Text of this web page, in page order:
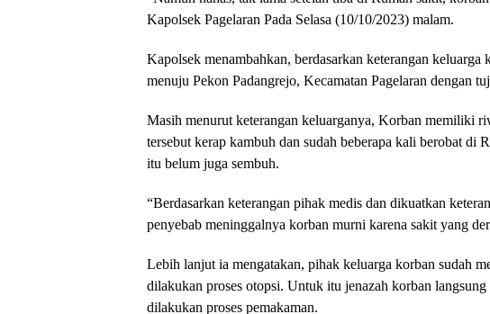
Kapolsek Pagelaran Pada Selasa (10/10/2023) malam.
Kapolsek menambahkan, berdasarkan keterangan
menuju Pekon Padangrejo, Kecamatan Pagelaran dengan
Masih menurut keterangan keluarganya, Korban memiliki
tersebut kerap kambuh dan sudah beberapa kali berobat di
itu belum juga sembuh.
“Berdasarkan keterangan pihak medis dan dikuatkan
penyebab meninggalnya korban murni karena sakit yang
Lebih lanjut ia mengatakan, pihak keluarga korban sudah
dilakukan proses otopsi. Untuk itu jenazah korban
dilakukan proses pemakaman.